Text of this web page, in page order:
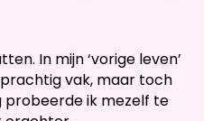
In mijn ‘vorige leven’
prachtig vak, maar toch
probeerde ik mezelf te